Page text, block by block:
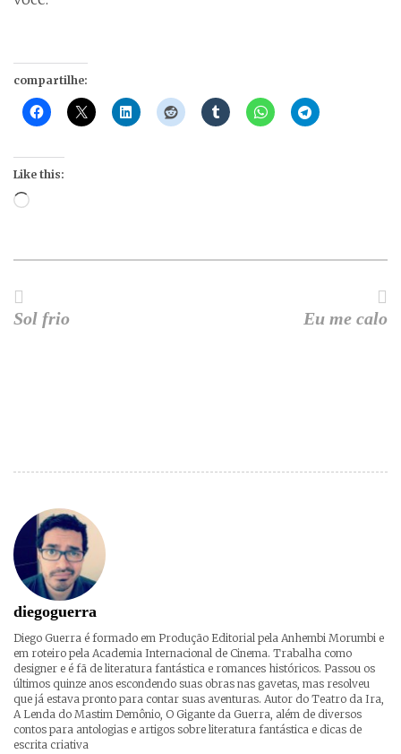
compartilhe:
Like this:
Loading…
Sol frio Eu me calo
diegoguerra
Diego Guerra é formado em Produção Editorial pela Anhembi Morumbi e
em roteiro pela Academia Internacional de Cinema. Trabalha como
designer e é fã de literatura fantástica e romances históricos. Passou os
últimos quinze anos escondendo suas obras nas gavetas, mas resolveu
que já estava pronto para contar suas aventuras. Autor do Teatro da Ira,
A Lenda do Mastim Demônio, O Gigante da Guerra, além de diversos
contos para antologias e artigos sobre literatura fantástica e dicas de
escrita criativa